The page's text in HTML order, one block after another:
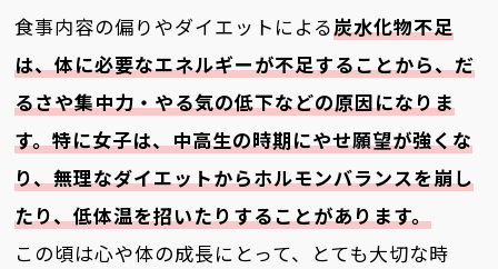
食事内容の偏りやダイエットによる炭水化物不足
は、体に必要なエネルギーが不足することから、だ
るさや集中力・やる気の低下などの原因になりま
す。特に女子は、中高生の時期にやせ願望が強くな
り、無理なダイエットからホルモンバランスを崩し
たり、低体温を招いたりすることがあります。
この頃は心や体の成長にとって、とても大切な時